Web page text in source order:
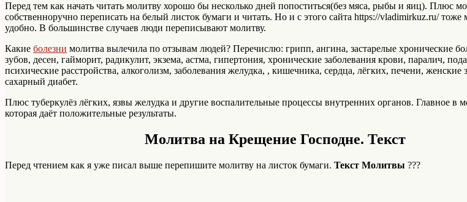
Перед тем как начать читать молитву хорошо бы несколько дней попоститься(без мяса, рыбы и яиц). Плюс
собственноручно переписать на белый листок бумаги и читать. Но и с этого сайта https://vladimirkuz.ru/ тоже
удобно. В большинстве случаев люди переписывают молитву.
Какие болезни молитва вылечила по отзывам людей? Перечислю: грипп, ангина, застарелые хронические
зубов, десен, гайморит, радикулит, экзема, астма, гипертония, хронические заболевания крови, паралич,
психические расстройства, алкоголизм, заболевания желудка, , кишечника, сердца, лёгких, печени, женские
сахарный диабет.
Плюс туберкулёз лёгких, язвы желудка и другие воспалительные процессы внутренних органов. Главное в
которая даёт положительные результаты.
Молитва на Крещение Господне. Текст
Перед чтением как я уже писал выше перепишите молитву на листок бумаги. Текст Молитвы ???